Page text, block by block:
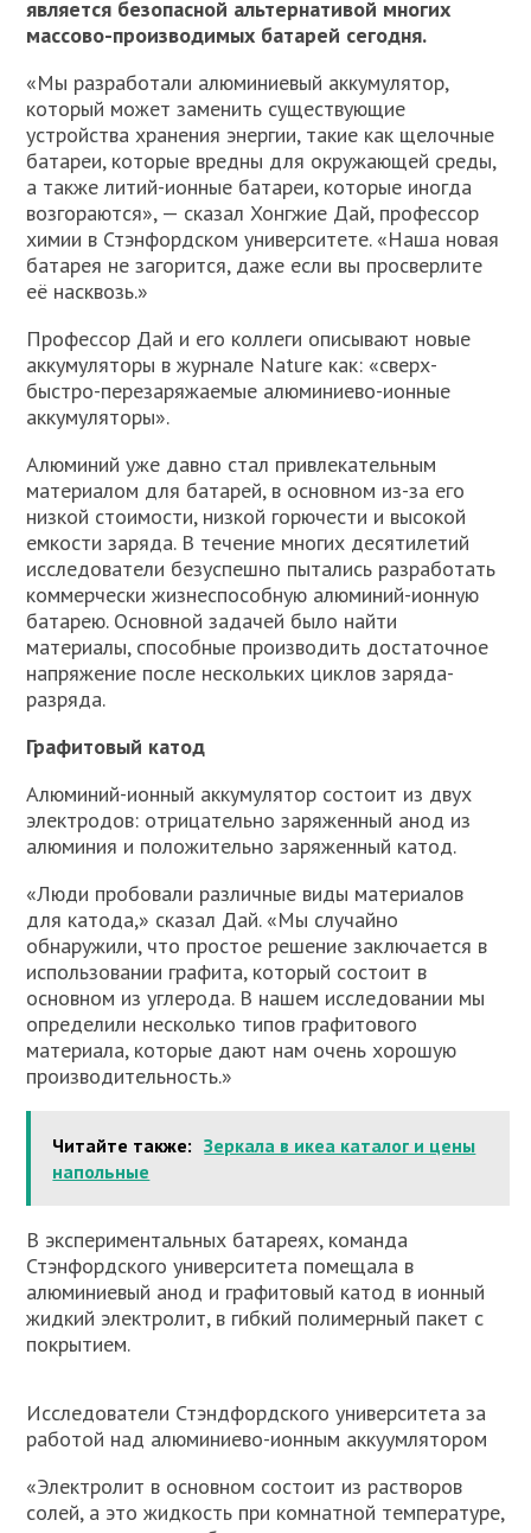
является безопасной альтернативой многих
массово-производимых батарей сегодня.
«Мы разработали алюминиевый аккумулятор,
который может заменить существующие
устройства хранения энергии, такие как щелочные
батареи, которые вредны для окружающей среды,
а также литий-ионные батареи, которые иногда
возгораются», — сказал Хонгжие Дай, профессор
химии в Стэнфордском университете. «Наша новая
батарея не загорится, даже если вы просверлите
её насквозь.»
Профессор Дай и его коллеги описывают новые
аккумуляторы в журнале Nature как: «сверх-
быстро-перезаряжаемые алюминиево-ионные
аккумуляторы».
Алюминий уже давно стал привлекательным
материалом для батарей, в основном из-за его
низкой стоимости, низкой горючести и высокой
емкости заряда. В течение многих десятилетий
исследователи безуспешно пытались разработать
коммерчески жизнеспособную алюминий-ионную
батарею. Основной задачей было найти
материалы, способные производить достаточное
напряжение после нескольких циклов заряда-
разряда.
Графитовый катод
Алюминий-ионный аккумулятор состоит из двух
электродов: отрицательно заряженный анод из
алюминия и положительно заряженный катод.
«Люди пробовали различные виды материалов
для катода,» сказал Дай. «Мы случайно
обнаружили, что простое решение заключается в
использовании графита, который состоит в
основном из углерода. В нашем исследовании мы
определили несколько типов графитового
материала, которые дают нам очень хорошую
производительность.»
Читайте также: Зеркала в икеа каталог и цены
напольные
В экспериментальных батареях, команда
Стэнфордского университета помещала в
алюминиевый анод и графитовый катод в ионный
жидкий электролит, в гибкий полимерный пакет с
покрытием.
Исследователи Стэндфордского университета за
работой над алюминиево-ионным аккуумлятором
«Электролит в основном состоит из растворов
солей, а это жидкость при комнатной температуре,